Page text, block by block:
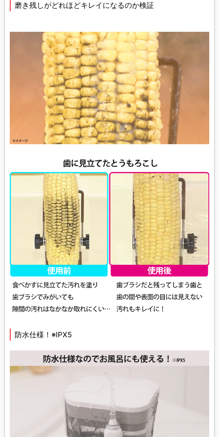
磨き残しがどれほどキレイになるのか検証
防水仕様！※IPX5